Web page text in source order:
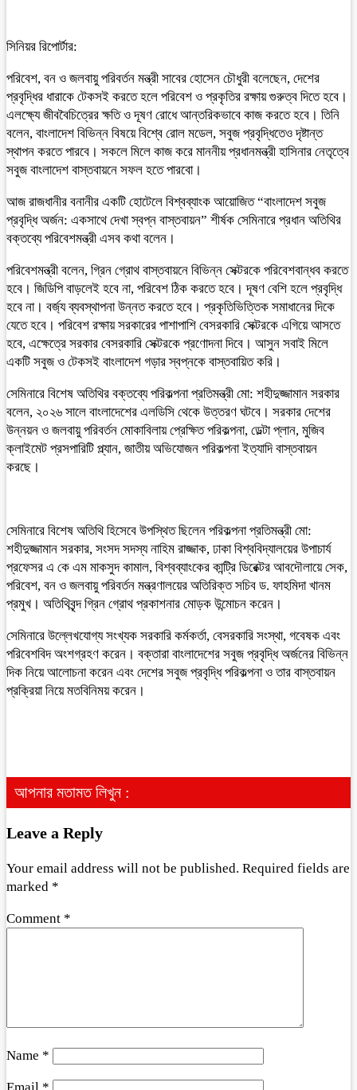
সিনিয়র রিপোর্টার:
পরিবেশ, বন ও জলবায়ু পরিবর্তন মন্ত্রী সাবের হোসেন চৌধুরী বলেছেন, দেশের
প্রবৃদ্ধির ধারাকে টেকসই করতে হলে পরিবেশ ও প্রকৃতির রক্ষায় গুরুত্ব দিতে হবে।
এলক্ষ্যে জীববৈচিত্রের ক্ষতি ও দূষণ রোধে আন্তরিকভাবে কাজ করতে হবে। তিনি
বলেন, বাংলাদেশ বিভিন্ন বিষয়ে বিশ্বে রোল মডেল, সবুজ প্রবৃদ্ধিতেও দৃষ্টান্ত
স্থাপন করতে পারবে। সকলে মিলে কাজ করে মাননীয় প্রধানমন্ত্রী হাসিনার নেতৃত্বে
সবুজ বাংলাদেশ বাস্তবায়নে সফল হতে পারবো।
আজ রাজধানীর বনানীর একটি হোটেলে বিশ্বব্যাংক আয়োজিত “বাংলাদেশ সবুজ
প্রবৃদ্ধি অর্জন: একসাথে দেখা স্বপ্ন বাস্তবায়ন” শীর্ষক সেমিনারে প্রধান অতিথির
বক্তব্যে পরিবেশমন্ত্রী এসব কথা বলেন।
পরিবেশমন্ত্রী বলেন, গ্রিন গ্রোথ বাস্তবায়নে বিভিন্ন সেক্টরকে পরিবেশবান্ধব করতে
হবে। জিডিপি বাড়লেই হবে না, পরিবেশ ঠিক করতে হবে। দূষণ বেশি হলে প্রবৃদ্ধি
হবে না। বর্জ্য ব্যবস্থাপনা উন্নত করতে হবে। প্রকৃতিভিত্তিক সমাধানের দিকে
যেতে হবে। পরিবেশ রক্ষায় সরকারের পাশাপাশি বেসরকারি সেক্টরকে এগিয়ে আসতে
হবে, এক্ষেত্রে সরকার বেসরকারি সেক্টরকে প্রণোদনা দিবে। আসুন সবাই মিলে
একটি সবুজ ও টেকসই বাংলাদেশ গড়ার স্বপ্নকে বাস্তবায়িত করি।
সেমিনারে বিশেষ অতিথির বক্তব্যে পরিকল্পনা প্রতিমন্ত্রী মো: শহীদুজ্জামান সরকার
বলেন, ২০২৬ সালে বাংলাদেশের এলডিসি থেকে উত্তরণ ঘটবে। সরকার দেশের
উন্নয়ন ও জলবায়ু পরিবর্তন মোকাবিলায় প্রেক্ষিত পরিকল্পনা, ডেল্টা প্লান, মুজিব
ক্লাইমেট প্রসপারিটি প্ল্যান, জাতীয় অভিযোজন পরিকল্পনা ইত্যাদি বাস্তবায়ন
করছে।
সেমিনারে বিশেষ অতিথি হিসেবে উপস্থিত ছিলেন পরিকল্পনা প্রতিমন্ত্রী মো:
শহীদুজ্জামান সরকার, সংসদ সদস্য নাহিম রাজ্জাক, ঢাকা বিশ্ববিদ্যালয়ের উপাচার্য
প্রফেসর এ কে এম মাকসুদ কামাল, বিশ্বব্যাংকের কান্ট্রি ডিরেক্টর আবদৌলায়ে সেক,
পরিবেশ, বন ও জলবায়ু পরিবর্তন মন্ত্রণালয়ের অতিরিক্ত সচিব ড. ফাহমিদা খানম
প্রমুখ। অতিথিবৃন্দ গ্রিন গ্রোথ প্রকাশনার মোড়ক উন্মোচন করেন।
সেমিনারে উল্লেখযোগ্য সংখ্যক সরকারি কর্মকর্তা, বেসরকারি সংস্থা, গবেষক এবং
পরিবেশবিদ অংশগ্রহণ করেন। বক্তারা বাংলাদেশের সবুজ প্রবৃদ্ধি অর্জনের বিভিন্ন
দিক নিয়ে আলোচনা করেন এবং দেশের সবুজ প্রবৃদ্ধি পরিকল্পনা ও তার বাস্তবায়ন
প্রক্রিয়া নিয়ে মতবিনিময় করেন।
আপনার মতামত লিখুন :
Leave a Reply
Your email address will not be published. Required fields are
marked *
Comment *
Name *